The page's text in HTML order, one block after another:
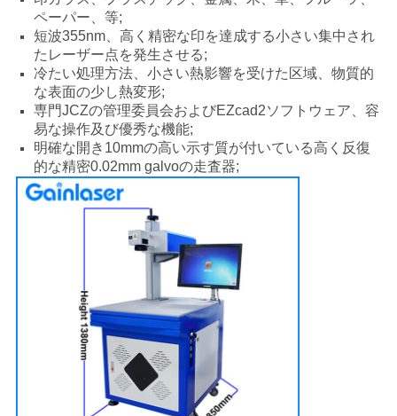
ペーパー、等;
短波355nm、高く精密な印を達成する小さい集中され
たレーザー点を発生させる;
冷たい処理方法、小さい熱影響を受けた区域、物質的
な表面の少し熱変形;
専門JCZの管理委員会およびEZcad2ソフトウェア、容
易な操作及び優秀な機能;
明確な開き10mmの高い示す質が付いている高く反復
的な精密0.02mm galvoの走査器;